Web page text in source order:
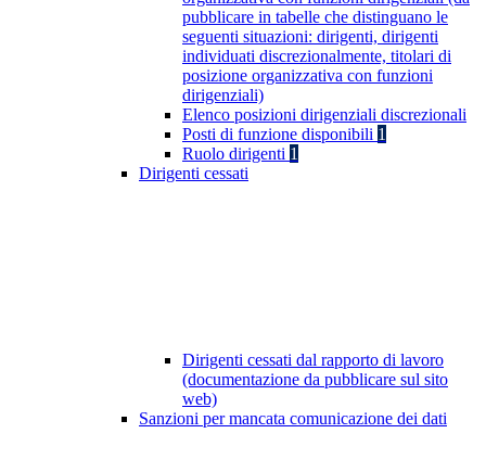
pubblicare in tabelle che distinguano le
seguenti situazioni: dirigenti, dirigenti
individuati discrezionalmente, titolari di
posizione organizzativa con funzioni
dirigenziali)
Elenco posizioni dirigenziali discrezionali
Posti di funzione disponibili 1
Ruolo dirigenti 1
Dirigenti cessati
Dirigenti cessati dal rapporto di lavoro
(documentazione da pubblicare sul sito
web)
Sanzioni per mancata comunicazione dei dati